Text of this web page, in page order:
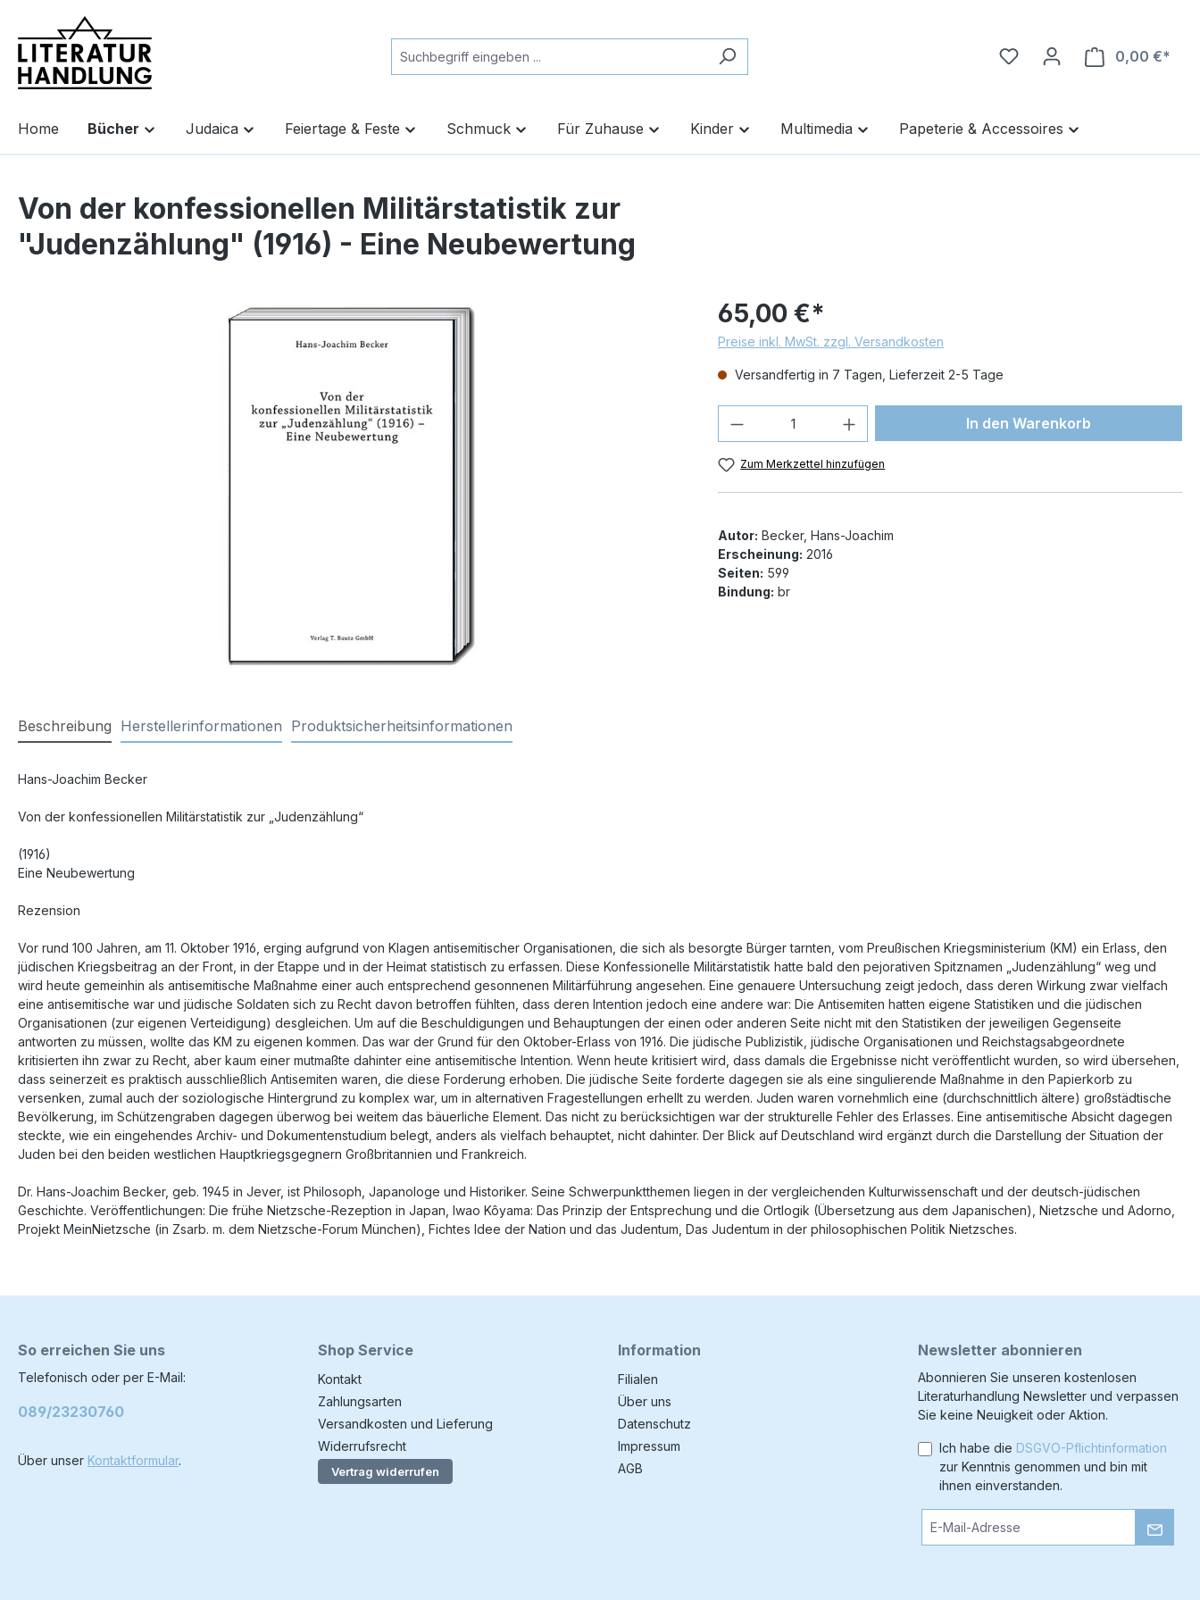
Zur Hauptnavigation springen
0,00 €*
Home Bücher Judaica Feiertage & Feste Schmuck Für Zuhause Kinder Multimedia Papeterie & Accessoires
Von der konfessionellen Militärstatistik zur
"Judenzählung" (1916) - Eine Neubewertung
65,00 €*
Preise inkl. MwSt. zzgl. Versandkosten
Versandfertig in 7 Tagen, Lieferzeit 2-5 Tage
Produkt Anzahl: Gib den gewünschten Wert
In den Warenkorb
Zum Merkzettel hinzufügen
Autor: Becker, Hans-Joachim
Erscheinung: 2016
Seiten: 599
Bindung: br
Beschreibung Herstellerinformationen Produktsicherheitsinformationen
Hans-Joachim Becker
Von der konfessionellen Militärstatistik zur „Judenzählung“
(1916)
Eine Neubewertung
Rezension
Vor rund 100 Jahren, am 11. Oktober 1916, erging aufgrund von Klagen antisemitischer Organisationen, die sich als besorgte Bürger tarnten, vom Preußischen Kriegsministerium (KM) ein Erlass, den
jüdischen Kriegsbeitrag an der Front, in der Etappe und in der Heimat statistisch zu erfassen. Diese Konfessionelle Militärstatistik hatte bald den pejorativen Spitznamen „Judenzählung“ weg und
wird heute gemeinhin als antisemitische Maßnahme einer auch entsprechend gesonnenen Militärführung angesehen. Eine genauere Untersuchung zeigt jedoch, dass deren Wirkung zwar vielfach
eine antisemitische war und jüdische Soldaten sich zu Recht davon betroffen fühlten, dass deren Intention jedoch eine andere war: Die Antisemiten hatten eigene Statistiken und die jüdischen
Organisationen (zur eigenen Verteidigung) desgleichen. Um auf die Beschuldigungen und Behauptungen der einen oder anderen Seite nicht mit den Statistiken der jeweiligen Gegenseite
antworten zu müssen, wollte das KM zu eigenen kommen. Das war der Grund für den Oktober-Erlass von 1916. Die jüdische Publizistik, jüdische Organisationen und Reichstagsabgeordnete
kritisierten ihn zwar zu Recht, aber kaum einer mutmaßte dahinter eine antisemitische Intention. Wenn heute kritisiert wird, dass damals die Ergebnisse nicht veröffentlicht wurden, so wird übersehen,
dass seinerzeit es praktisch ausschließlich Antisemiten waren, die diese Forderung erhoben. Die jüdische Seite forderte dagegen sie als eine singulierende Maßnahme in den Papierkorb zu
versenken, zumal auch der soziologische Hintergrund zu komplex war, um in alternativen Fragestellungen erhellt zu werden. Juden waren vornehmlich eine (durchschnittlich ältere) großstädtische
Bevölkerung, im Schützengraben dagegen überwog bei weitem das bäuerliche Element. Das nicht zu berücksichtigen war der strukturelle Fehler des Erlasses. Eine antisemitische Absicht dagegen
steckte, wie ein eingehendes Archiv- und Dokumentenstudium belegt, anders als vielfach behauptet, nicht dahinter. Der Blick auf Deutschland wird ergänzt durch die Darstellung der Situation der
Juden bei den beiden westlichen Hauptkriegsgegnern Großbritannien und Frankreich.
Dr. Hans-Joachim Becker, geb. 1945 in Jever, ist Philosoph, Japanologe und Historiker. Seine Schwerpunktthemen liegen in der vergleichenden Kulturwissenschaft und der deutsch-jüdischen
Geschichte. Veröffentlichungen: Die frühe Nietzsche-Rezeption in Japan, Iwao Kôyama: Das Prinzip der Entsprechung und die Ortlogik (Übersetzung aus dem Japanischen), Nietzsche und Adorno,
Projekt MeinNietzsche (in Zsarb. m. dem Nietzsche-Forum München), Fichtes Idee der Nation und das Judentum, Das Judentum in der philosophischen Politik Nietzsches.
So erreichen Sie uns
Telefonisch oder per E-Mail:
089/23230760
Über unser Kontaktformular.
Shop Service
Kontakt
Zahlungsarten
Versandkosten und Lieferung
Widerrufsrecht
Vertrag widerrufen
Information
Filialen
Über uns
Datenschutz
Impressum
AGB
Newsletter abonnieren
Abonnieren Sie unseren kostenlosen
Literaturhandlung Newsletter und verpassen
Sie keine Neuigkeit oder Aktion.
Ich habe die DSGVO-Pflichtinformation
zur Kenntnis genommen und bin mit
ihnen einverstanden.